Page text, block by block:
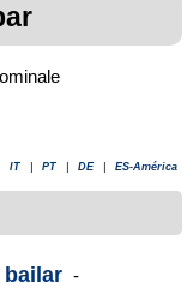
IT PT DE ES-América
bailar -